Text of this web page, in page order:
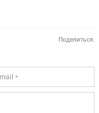
Поделиться: